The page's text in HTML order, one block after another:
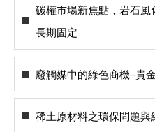
碳權市場新焦點，岩石
長期固定
廢觸媒中的綠色商機–貴
稀土原材料之環保問題與